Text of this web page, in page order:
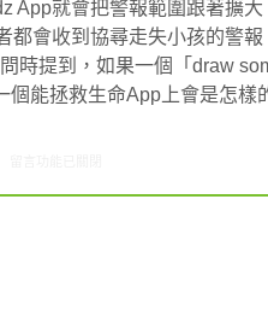
就會把警報範圍跟著擴大
都會收到協尋走失小孩的警報
時提到，如果一個「draw
能拯救生命App上會是怎樣